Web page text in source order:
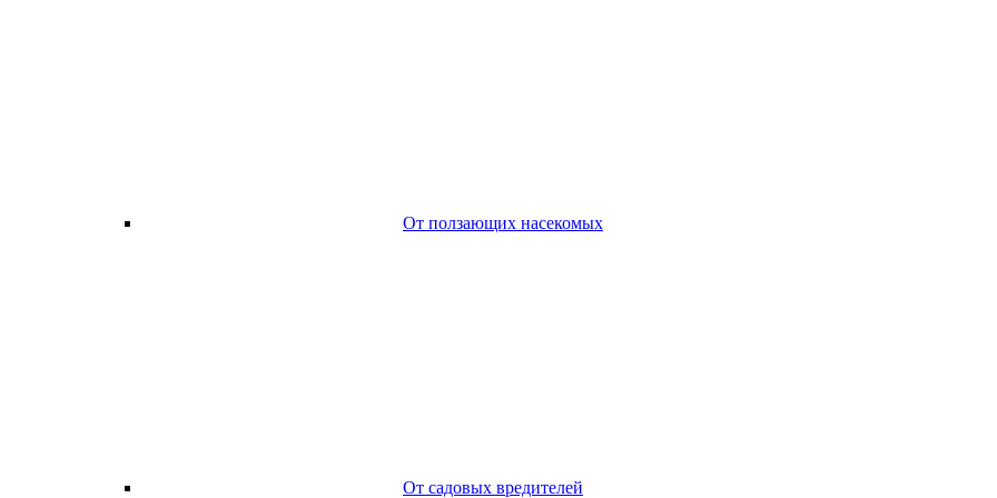
От ползающих насекомых
От садовых вредителей